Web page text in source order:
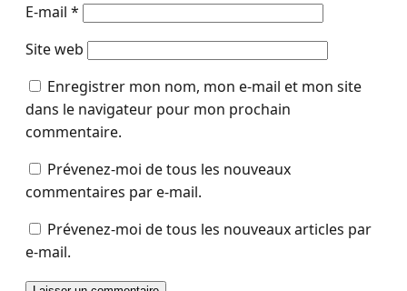
E-mail *
Site web
Enregistrer mon nom, mon e-mail et mon site
dans le navigateur pour mon prochain
commentaire.
Prévenez-moi de tous les nouveaux
commentaires par e-mail.
Prévenez-moi de tous les nouveaux articles par
e-mail.